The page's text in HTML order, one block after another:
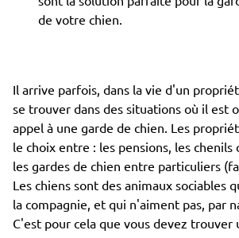
de votre chien.
Il arrive parfois, dans la vie d'un
se trouver dans des situations où il est
appel à une garde de chien. Les
le choix entre : les pensions, les chenils
les gardes de chien entre particuliers
Les chiens sont des animaux sociables
la compagnie, et qui n'aiment pas, par
C'est pour cela que vous devez trouver